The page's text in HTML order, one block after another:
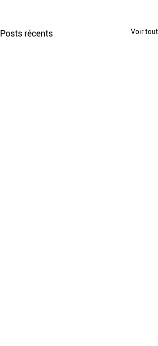
Posts récents Voir tout